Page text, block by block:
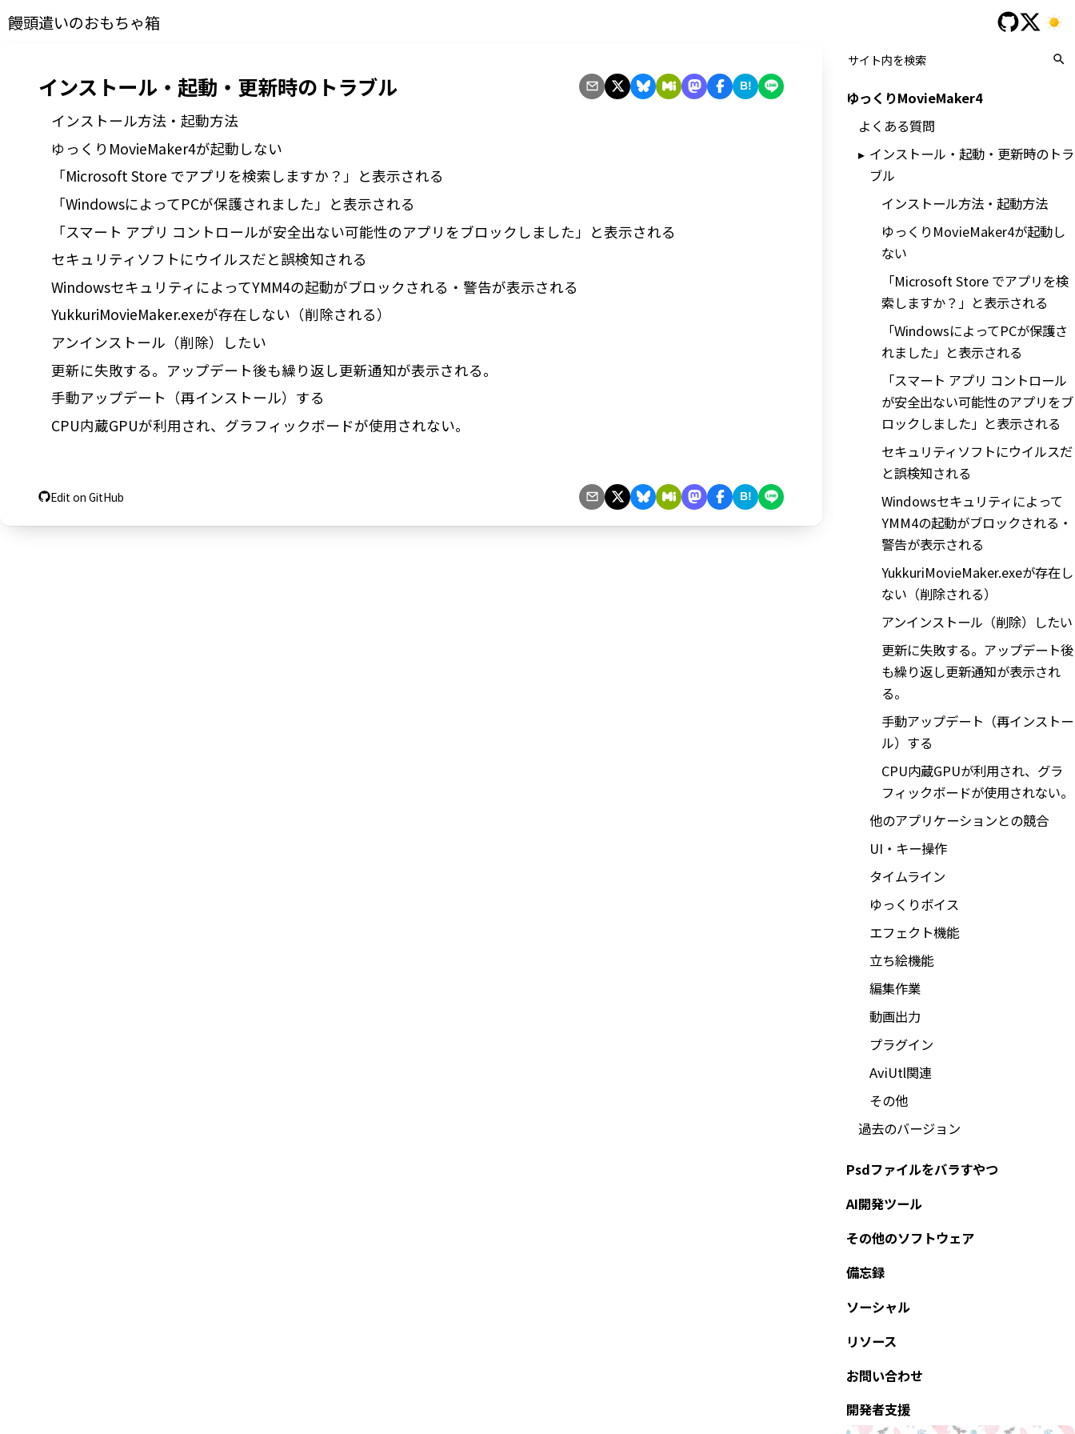
饅頭遣いのおもちゃ箱
インストール・起動・更新時のトラブル B!
インストール方法・起動方法
ゆっくりMovieMaker4が起動しない
「Microsoft Store でアプリを検索しますか？」と表示される
「WindowsによってPCが保護されました」と表示される
「スマート アプリ コントロールが安全出ない可能性のアプリをブロックしました」と表示される
セキュリティソフトにウイルスだと誤検知される
WindowsセキュリティによってYMM4の起動がブロックされる・警告が表示される
YukkuriMovieMaker.exeが存在しない（削除される）
アンインストール（削除）したい
更新に失敗する。アップデート後も繰り返し更新通知が表示される。
手動アップデート（再インストール）する
CPU内蔵GPUが利用され、グラフィックボードが使用されない。
Edit on GitHub B!
ゆっくりMovieMaker4
よくある質問
インストール・起動・更新時のトラ
ブル
インストール方法・起動方法
ゆっくりMovieMaker4が起動し
ない
「Microsoft Store でアプリを検
索しますか？」と表示される
「WindowsによってPCが保護さ
れました」と表示される
「スマート アプリ コントロール
が安全出ない可能性のアプリをブ
ロックしました」と表示される
セキュリティソフトにウイルスだ
と誤検知される
Windowsセキュリティによって
YMM4の起動がブロックされる・
警告が表示される
YukkuriMovieMaker.exeが存在し
ない（削除される）
アンインストール（削除）したい
更新に失敗する。アップデート後
も繰り返し更新通知が表示され
る。
手動アップデート（再インストー
ル）する
CPU内蔵GPUが利用され、グラ
フィックボードが使用されない。
他のアプリケーションとの競合
UI・キー操作
タイムライン
ゆっくりボイス
エフェクト機能
立ち絵機能
編集作業
動画出力
プラグイン
AviUtl関連
その他
過去のバージョン
Psdファイルをバラすやつ
AI開発ツール
その他のソフトウェア
備忘録
ソーシャル
リソース
お問い合わせ
開発者支援